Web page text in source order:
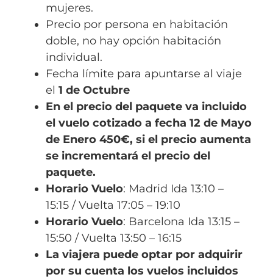
mujeres.
Precio por persona en habitación
doble, no hay opción habitación
individual.
Fecha límite para apuntarse al viaje
el 1 de Octubre
En el precio del paquete va incluido
el vuelo cotizado a fecha 12 de Mayo
de Enero 450€, si el precio aumenta
se incrementará el precio del
paquete.
Horario Vuelo: Madrid Ida 13:10 –
15:15 / Vuelta 17:05 – 19:10
Horario Vuelo: Barcelona Ida 13:15 –
15:50 / Vuelta 13:50 – 16:15
La viajera puede optar por adquirir
por su cuenta los vuelos incluidos